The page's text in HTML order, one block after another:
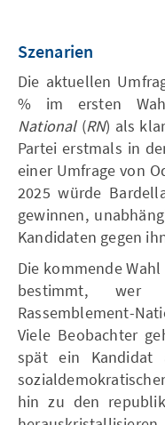
Szenarien
Die aktuellen
% im ersten
National(RN) als
Partei erstmals in
einer Umfrage von
2025 würde
gewinnen,
Kandidaten gegen
Die kommende
bestimmt, wer
Rassemblement-
Viele Beobachter
spät ein Kandidat
hin zu den